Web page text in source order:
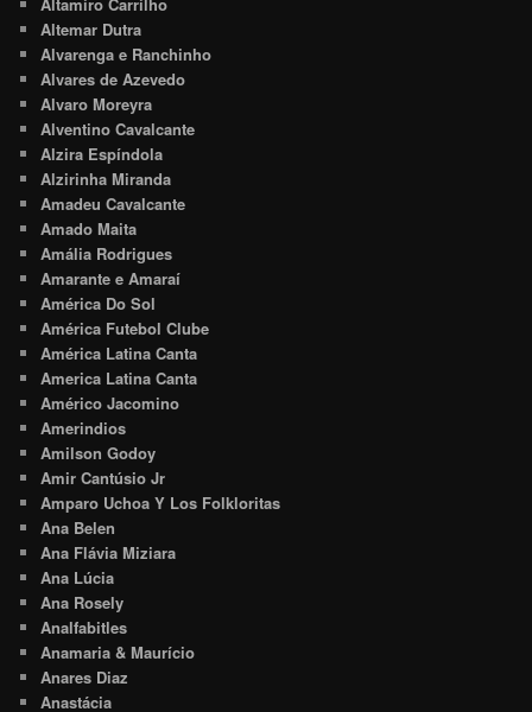
Altemar Dutra
Alvarenga e Ranchinho
Alvares de Azevedo
Alvaro Moreyra
Alventino Cavalcante
Alzira Espíndola
Alzirinha Miranda
Amadeu Cavalcante
Amado Maita
Amália Rodrigues
Amarante e Amaraí
América Do Sol
América Futebol Clube
América Latina Canta
America Latina Canta
Américo Jacomino
Amerindios
Amilson Godoy
Amir Cantúsio Jr
Amparo Uchoa Y Los Folkloritas
Ana Belen
Ana Flávia Miziara
Ana Lúcia
Ana Rosely
Analfabitles
Anamaria & Maurício
Anares Diaz
Anastácia